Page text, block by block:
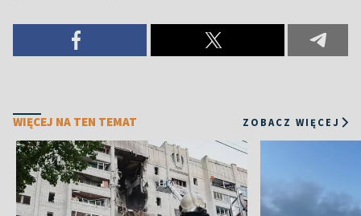
WIĘCEJ NA TEN TEMAT ZOBACZ WIĘCEJ